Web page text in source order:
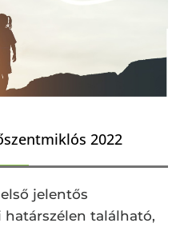
2022
jelentős
található,